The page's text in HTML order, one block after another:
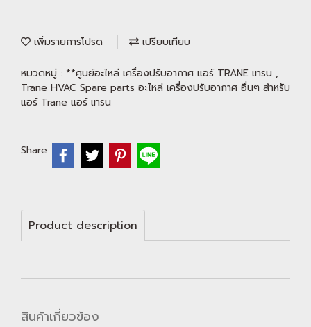
เพิ่มรายการโปรด เปรียบเทียบ
หมวดหมู่ : **ศูนย์อะไหล่ เครื่องปรับอากาศ แอร์ TRANE เทรน ,
Trane HVAC Spare parts อะไหล่ เครื่องปรับอากาศ อื่นๆ สำหรับ
แอร์ Trane แอร์ เทรน
Share
Product description
สินค้าเกี่ยวข้อง